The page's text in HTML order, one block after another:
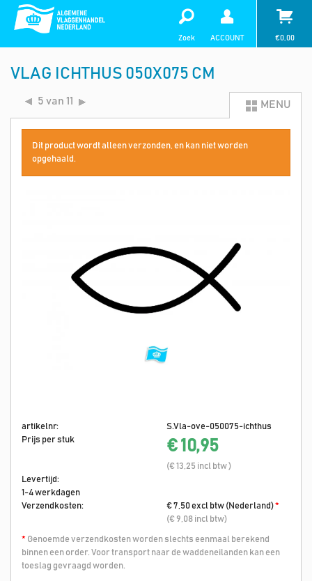
Zoek ACCOUNT €0,00
VLAG ICHTHUS 050X075 CM
5 van 11 MENU
Dit product wordt alleen verzonden, en kan niet worden
opgehaald.
artikelnr:
S.Vla-ove-050075-ichthus
Prijs per stuk
€ 10,95
(€ 13,25 incl btw )
Levertijd:
1-4 werkdagen
Verzendkosten:
€ 7,50 excl btw (Nederland)*
(€ 9,08 incl btw)
* Genoemde verzendkosten worden slechts eenmaal berekend
binnen een order. Voor transport naar de waddeneilanden kan een
toeslag gevraagd worden.